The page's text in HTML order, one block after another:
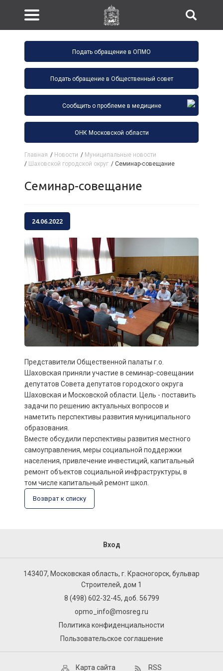
Подать обращение в ОПМО
Подать обращение в Общественный совет
Сообщить о проблеме в медицине
ОНК Московской области
Главная / Новости / Муниципальные новости
/ Шаховской городской округ / Семинар-совещание
Семинар-совещание
24.06.2022
Представители Общественной палаты г.о.
Шаховская приняли участие в семинар-совещании
депутатов Совета депутатов городского округа
Шаховская и Московской области. Цель - поставить
задачи по решению актуальных вопросов и
наметить перспективы развития муниципального
образования.
Вместе обсудили перспективы развития местного
самоуправления, меры социальной поддержки
населения, привлечение инвестиций, капитальный
ремонт объектов социальной инфраструктуры, в
том числе капитальный ремонт школ.
Возврат к списку
Вход
143407, Московская область, г. Красногорск, бульвар
Строителей, дом 1
8 (498) 602-32-45, доб. 56799
opmo_info@mosreg.ru
Политика конфиденциальности
Пользовательское соглашение
Карта сайта RSS